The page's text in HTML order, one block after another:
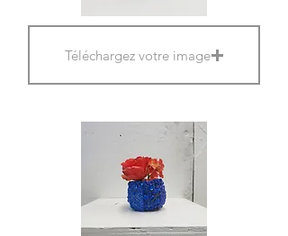
Téléchargez votre image